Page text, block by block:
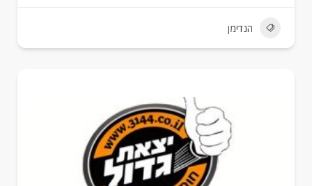
הנדימן